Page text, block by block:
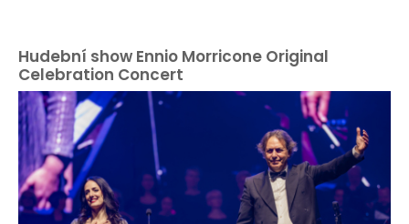
Hudební show Ennio Morricone Original
Celebration Concert